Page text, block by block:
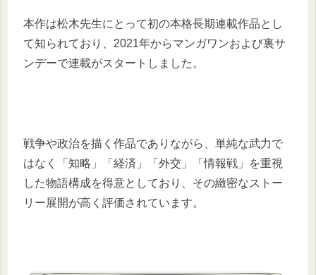
本作は松木先生にとって初の本格長期連載作品とし
て知られており、2021年からマンガワンおよび裏サ
ンデーで連載がスタートしました。
戦争や政治を描く作品でありながら、単純な武力で
はなく「知略」「経済」「外交」「情報戦」を重視
した物語構成を得意としており、その緻密なストー
リー展開が高く評価されています。